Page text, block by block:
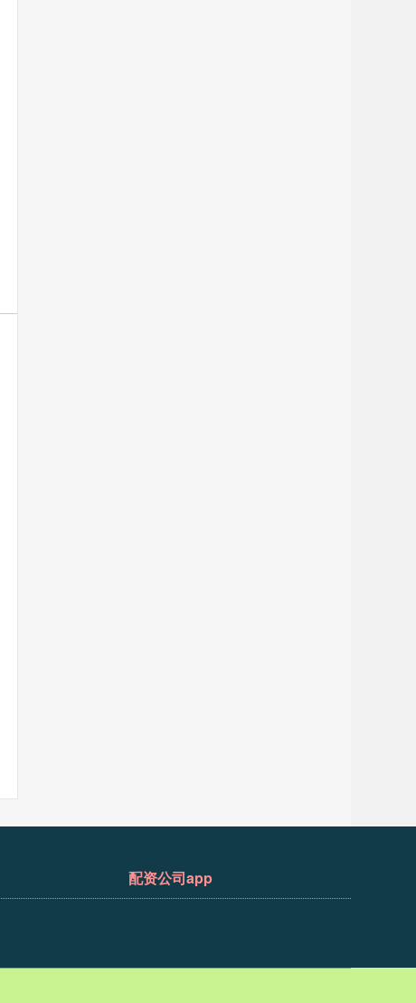
配资公司app